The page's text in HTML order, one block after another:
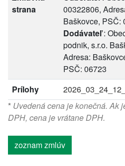
strana
00322806,
Baškovce, PSČ:
Dodávateľ:
podnik, s.r.o.
Adresa:
PSČ: 06723
Prílohy
* Uvedená cena je konečná. Ak
DPH, cena je vrátane DPH.
zoznam zmlúv